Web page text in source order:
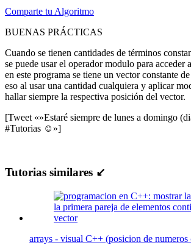
Comparte tu Algoritmo
BUENAS PRÁCTICAS
Cuando se tienen cantidades de términos
se puede usar el operador modulo para acceder
en este programa se tiene un vector constante
eso al usar una cantidad cualquiera y aplicar
hallar siempre la respectiva posición del vector.
[Tweet «»Estaré siempre de lunes a domingo
#Tutorias ☺»]
Tutorias similares ↙
arrays - visual C++ (posicion de